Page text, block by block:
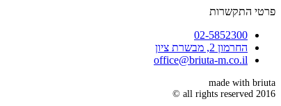
פרטי התקשרות
02-5852300
החרמון 2, מבשרת ציון
office@briuta-m.co.il
made with briuta
all rights reserved 2016 ©